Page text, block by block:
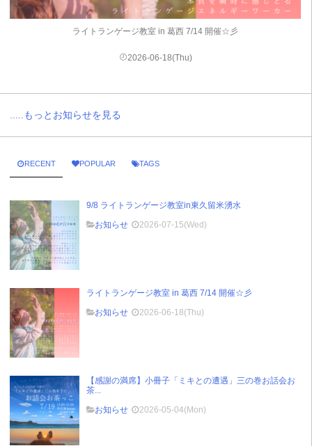
ライトランゲージ教室 in 葛西 7/14 開催☆彡
2026-06-18(Thu)
.....もっとお知らせを見る
RECENT POPULAR TAGS
9/8 ライトランゲージ教室in東久留米湧水
お知らせ
2026-07-15(Wed)
ライトランゲージ教室 in 葛西 7/14 開催☆彡
お知らせ
2026-06-18(Thu)
【感謝の満席】小冊子「ミキとの遭遇」三の巻お話会お
茶...
お知らせ
2026-05-04(Mon)